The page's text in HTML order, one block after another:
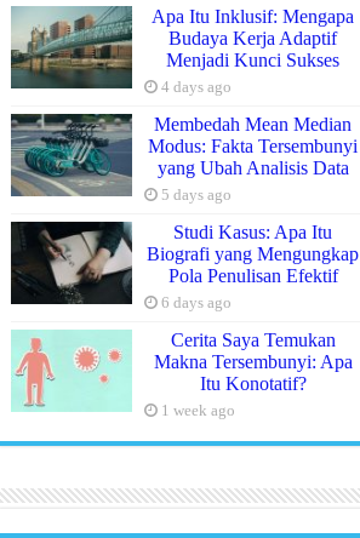
Apa Itu Inklusif: Mengapa
Budaya Kerja Adaptif
Menjadi Kunci Sukses
4 days ago
Membedah Mean Median
Modus: Fakta Tersembunyi
yang Ubah Analisis Data
5 days ago
Studi Kasus: Apa Itu
Biografi yang Mengungkap
Pola Penulisan Efektif
6 days ago
Cerita Saya Temukan
Makna Tersembunyi: Apa
Itu Konotatif?
1 week ago